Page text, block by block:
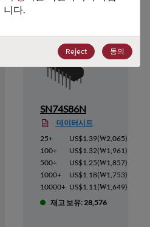
SN74S86N
데이터시트
25+
US$1.39(₩2,065)
100+
US$1.32(₩1,961)
500+
US$1.25(₩1,857)
1000+
US$1.18(₩1,753)
10000+ US$1.11(₩1,649)
재고 보유: 28,576
니다.
Reject 동의